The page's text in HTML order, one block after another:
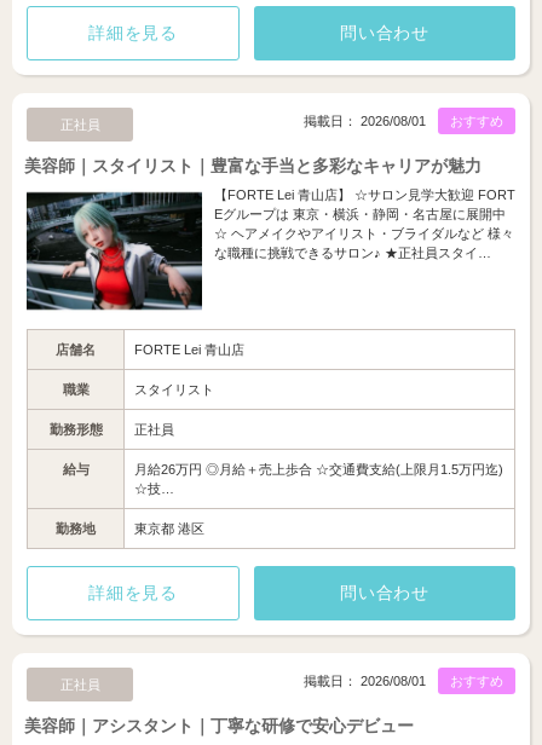
詳細を見る 問い合わせ
正社員 おすすめ
掲載日： 2026/08/01
美容師｜スタイリスト｜豊富な手当と多彩なキャリアが魅力
【FORTE Lei 青山店】 ☆サロン見学大歓迎 FORT
Eグループは 東京・横浜・静岡・名古屋に展開中
☆ ヘアメイクやアイリスト・ブライダルなど 様々
な職種に挑戦できるサロン♪ ★正社員スタイ…
店舗名 FORTE Lei 青山店
職業 スタイリスト
勤務形態 正社員
給与
月給26万円 ◎月給＋売上歩合 ☆交通費支給(上限月1.5万円迄)
☆技…
勤務地 東京都 港区
詳細を見る 問い合わせ
正社員 おすすめ
掲載日： 2026/08/01
美容師｜アシスタント｜丁寧な研修で安心デビュー